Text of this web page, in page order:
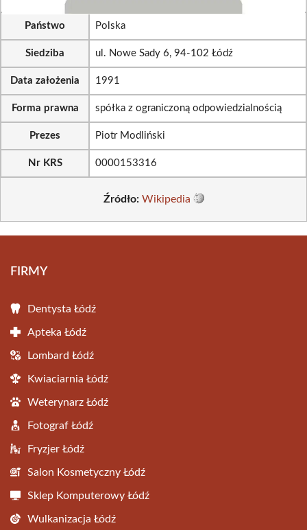
Państwo Polska
Siedziba ul. Nowe Sady 6, 94-102 Łódź
Data założenia 1991
Forma prawna spółka z ograniczoną odpowiedzialnością
Prezes Piotr Modliński
Nr KRS 0000153316
Źródło: Wikipedia
FIRMY
Dentysta Łódź
Apteka Łódź
Lombard Łódź
Kwiaciarnia Łódź
Weterynarz Łódź
Fotograf Łódź
Fryzjer Łódź
Salon Kosmetyczny Łódź
Sklep Komputerowy Łódź
Wulkanizacja Łódź